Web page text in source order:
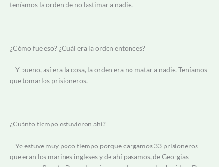
teníamos la orden de no lastimar a nadie.
¿Cómo fue eso? ¿Cuál era la orden entonces?
– Y bueno, así era la cosa, la orden era no matar a nadie. Teníamos
que tomarlos prisioneros.
¿Cuánto tiempo estuvieron ahí?
– Yo estuve muy poco tiempo porque cargamos 33 prisioneros
que eran los marines ingleses y de ahí pasamos, de Georgias